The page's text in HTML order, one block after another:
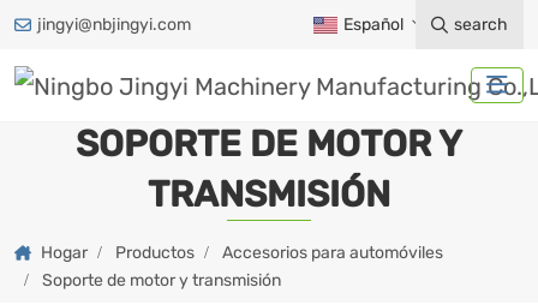
jingyi@nbjingyi.com Español search
SOPORTE DE MOTOR Y
TRANSMISIÓN
Hogar Productos
Accesorios para automóviles
Soporte de motor y transmisión